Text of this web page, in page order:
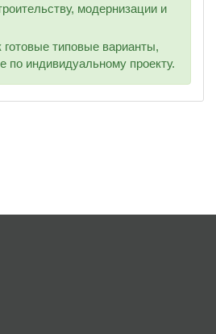
модернизации и
типовые варианты,
по индивидуальному проекту.